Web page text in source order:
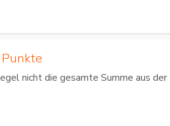
nicht die gesamte Summe aus der